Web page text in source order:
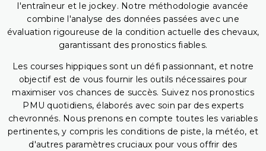
l'entraîneur et le jockey. Notre méthodologie avancée
combine l'analyse des données passées avec une
évaluation rigoureuse de la condition actuelle des chevaux,
garantissant des pronostics fiables.
Les courses hippiques sont un défi passionnant, et notre
objectif est de vous fournir les outils nécessaires pour
maximiser vos chances de succès. Suivez nos pronostics
PMU quotidiens, élaborés avec soin par des experts
chevronnés. Nous prenons en compte toutes les variables
pertinentes, y compris les conditions de piste, la météo, et
d'autres paramètres cruciaux pour vous offrir des